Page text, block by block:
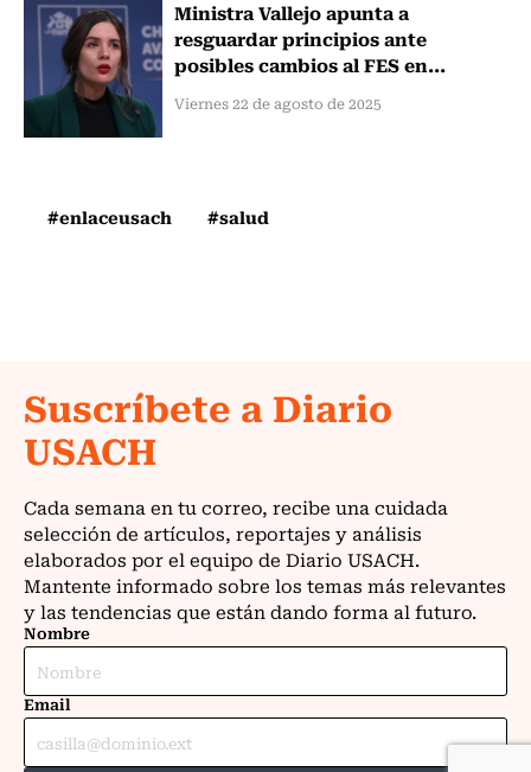
Ministra Vallejo apunta a
resguardar principios ante
posibles cambios al FES en...
Viernes 22 de agosto de 2025
#enlaceusach #salud